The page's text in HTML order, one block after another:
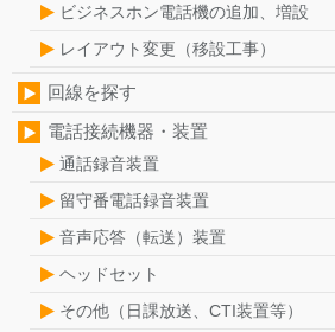
ビジネスホン電話機の追加、増設
レイアウト変更（移設工事）
回線を探す
電話接続機器・装置
通話録音装置
留守番電話録音装置
音声応答（転送）装置
ヘッドセット
その他（日課放送、CTI装置等）